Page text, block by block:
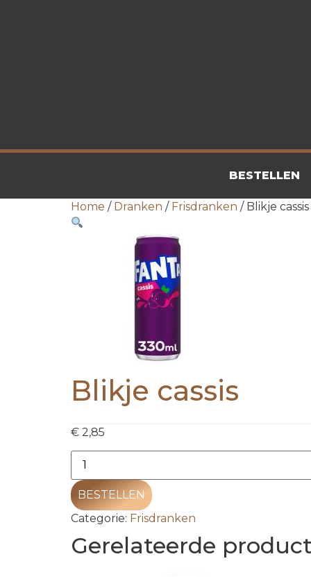
BESTELLEN
Home / Dranken / Frisdranken / Blikje cassis
Blikje cassis
€ 2,85
BESTELLEN
Categorie: Frisdranken
Gerelateerde